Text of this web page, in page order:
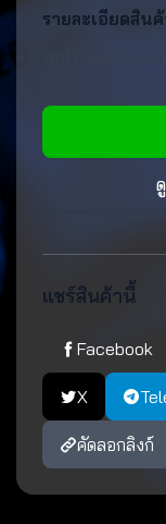
รายละเอียดสิน
แชร์สินค้านี้
Facebook
X
คัดลอกลิงก์